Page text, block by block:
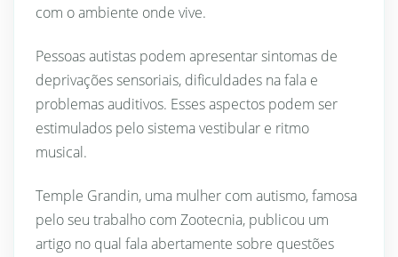
com o ambiente onde vive.
Pessoas autistas podem apresentar sintomas de
deprivações sensoriais, dificuldades na fala e
problemas auditivos. Esses aspectos podem ser
estimulados pelo sistema vestibular e ritmo
musical.
Temple Grandin, uma mulher com autismo, famosa
pelo seu trabalho com Zootecnia, publicou um
artigo no qual fala abertamente sobre questões